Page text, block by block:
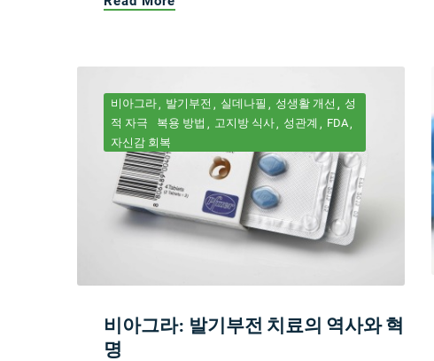
비아그라 발기부전 실데나필 성생활 개선
성
적 자극
복용 방법 고지방 식사 성관계
FDA
자신감 회복
비아그라: 발기부전 치료의 역사와 혁
명